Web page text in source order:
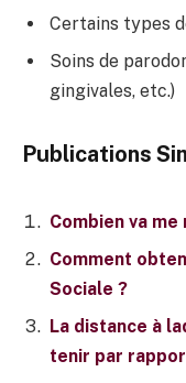
Certains types
Soins de
gingivales, etc.)
Publications
Combien va
Comment
Sociale ?
La distance à
tenir par